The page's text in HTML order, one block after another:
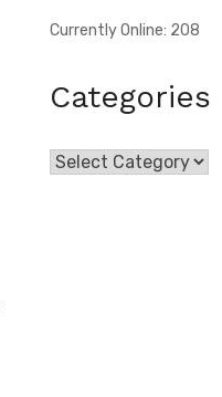
Currently Online: 208
Categories
Categories